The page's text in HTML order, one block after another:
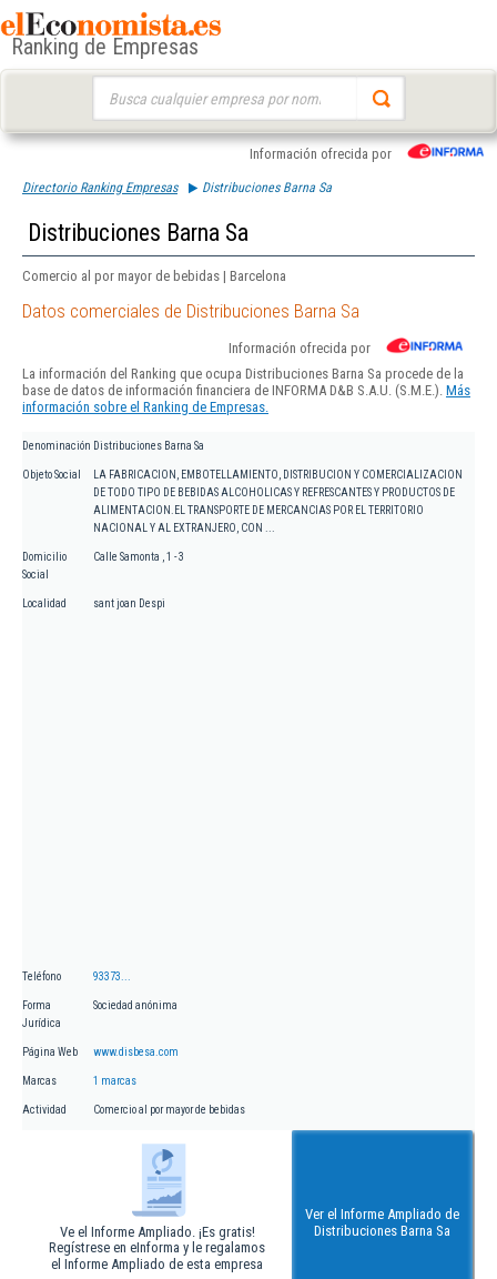
Ranking de Empresas
Información ofrecida por
Directorio Ranking Empresas Distribuciones Barna Sa
Distribuciones Barna Sa
Comercio al por mayor de bebidas | Barcelona
Datos comerciales de Distribuciones Barna Sa
Información ofrecida por
La información del Ranking que ocupa Distribuciones Barna Sa procede de la
base de datos de información financiera de INFORMA D&B S.A.U. (S.M.E.). Más
información sobre el Ranking de Empresas.
Denominación Distribuciones Barna Sa
Objeto Social
LA FABRICACION, EMBOTELLAMIENTO, DISTRIBUCION Y COMERCIALIZACION
DE TODO TIPO DE BEBIDAS ALCOHOLICAS Y REFRESCANTES Y PRODUCTOS DE
ALIMENTACION.EL TRANSPORTE DE MERCANCIAS POR EL TERRITORIO
NACIONAL Y AL EXTRANJERO, CON ...
Domicilio
Social
Calle Samonta , 1 - 3
Localidad sant joan Despi
Teléfono 93373...
Forma
Jurídica
Sociedad anónima
Página Web www.disbesa.com
Marcas 1 marcas
Actividad Comercio al por mayor de bebidas
Ve el Informe Ampliado. ¡Es gratis!
Regístrese en eInforma y le regalamos
el Informe Ampliado de esta empresa
Ver el Informe Ampliado de
Distribuciones Barna Sa